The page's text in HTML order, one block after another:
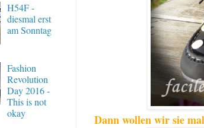
Dann wollen wir sie
H54F -
diesmal erst
am Sonntag
Fashion
Revolution
Day 2016 -
This is not
okay